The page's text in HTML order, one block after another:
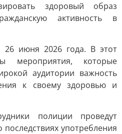
здоровый образ
активность в
июня 2026 года. В этот
мероприятия, которые
аудитории важность
к своему здоровью и
полиции проведут
употребления